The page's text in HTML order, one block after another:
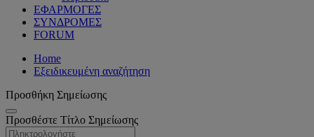
ΕΦΑΡΜΟΓΕΣ
ΣΥΝΔΡΟΜΕΣ
FORUM
Home
Εξειδικευμένη αναζήτηση
Προσθήκη Σημείωσης
Προσθέστε Τίτλο Σημείωσης